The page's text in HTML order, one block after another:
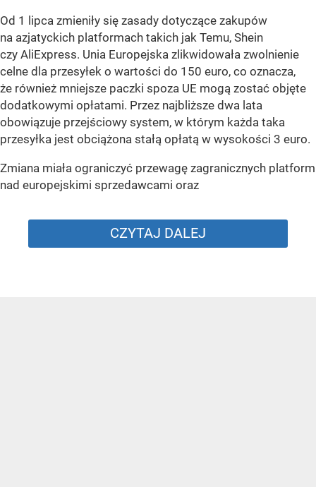
Od 1 lipca zmieniły się zasady dotyczące zakupów
na azjatyckich platformach takich jak Temu, Shein
czy AliExpress. Unia Europejska zlikwidowała zwolnienie
celne dla przesyłek o wartości do 150 euro, co oznacza,
że również mniejsze paczki spoza UE mogą zostać objęte
dodatkowymi opłatami. Przez najbliższe dwa lata
obowiązuje przejściowy system, w którym każda taka
przesyłka jest obciążona stałą opłatą w wysokości 3 euro.
Zmiana miała ograniczyć przewagę zagranicznych platform
nad europejskimi sprzedawcami oraz
CZYTAJ DALEJ